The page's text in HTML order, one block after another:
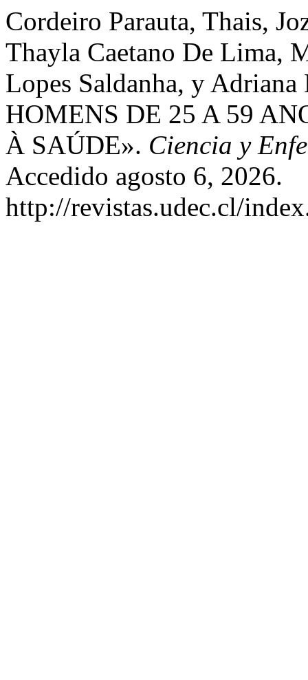
Cordeiro Parauta, Thais,
Thayla Caetano De Lima,
Lopes Saldanha, y
HOMENS DE 25 A 59
À SAÚDE». Ciencia y
Accedido agosto 6, 2026.
http://revistas.udec.cl/